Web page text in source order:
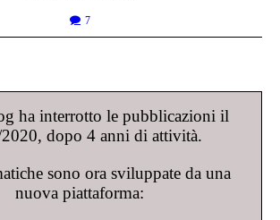
7
ha interrotto le pubblicazioni il
dopo 4 anni di attività.
sono ora sviluppate da una
nuova piattaforma: